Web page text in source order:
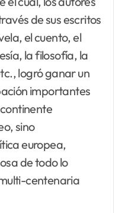
de sus escritos
el cuento, el
la filosofía, la
logró ganar un
importantes
sino
europea,
de todo lo
centenaria